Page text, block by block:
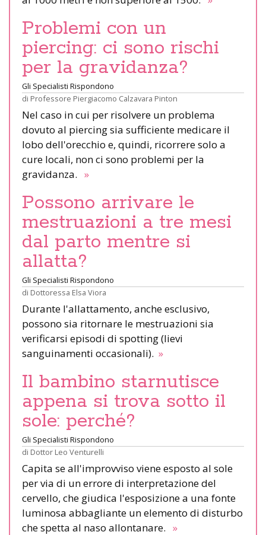
Problemi con un
piercing: ci sono rischi
per la gravidanza?
Gli Specialisti Rispondono
di Professore Piergiacomo Calzavara Pinton
Nel caso in cui per risolvere un problema
dovuto al piercing sia sufficiente medicare il
lobo dell'orecchio e, quindi, ricorrere solo a
cure locali, non ci sono problemi per la
gravidanza. »
Possono arrivare le
mestruazioni a tre mesi
dal parto mentre si
allatta?
Gli Specialisti Rispondono
di Dottoressa Elsa Viora
Durante l'allattamento, anche esclusivo,
possono sia ritornare le mestruazioni sia
verificarsi episodi di spotting (lievi
sanguinamenti occasionali). »
Il bambino starnutisce
appena si trova sotto il
sole: perché?
Gli Specialisti Rispondono
di Dottor Leo Venturelli
Capita se all'improvviso viene esposto al sole
per via di un errore di interpretazione del
cervello, che giudica l'esposizione a una fonte
luminosa abbagliante un elemento di disturbo
che spetta al naso allontanare. »